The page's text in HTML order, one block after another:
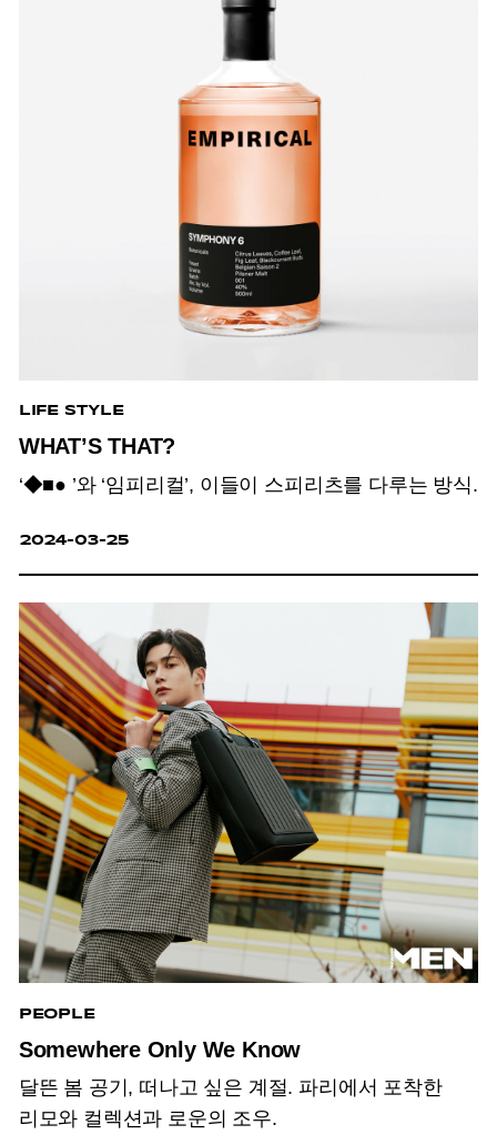
LIFE STYLE
WHAT’S THAT?
‘◆■● ’와 ‘임피리컬’, 이들이 스피리츠를 다루는 방식.
2024-03-25
PEOPLE
Somewhere Only We Know
달뜬 봄 공기, 떠나고 싶은 계절. 파리에서 포착한
리모와 컬렉션과 로운의 조우.